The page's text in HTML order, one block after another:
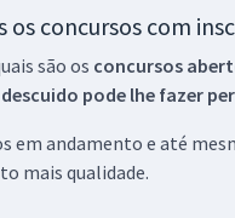
concursos com
são os concursos
pode lhe fazer
em andamento e até
mais qualidade.